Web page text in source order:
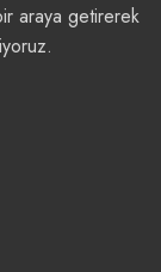
araya getirerek